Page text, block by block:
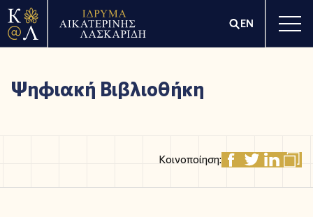
EN
Ψηφιακή Βιβλιοθήκη
Κοινοποίηση: